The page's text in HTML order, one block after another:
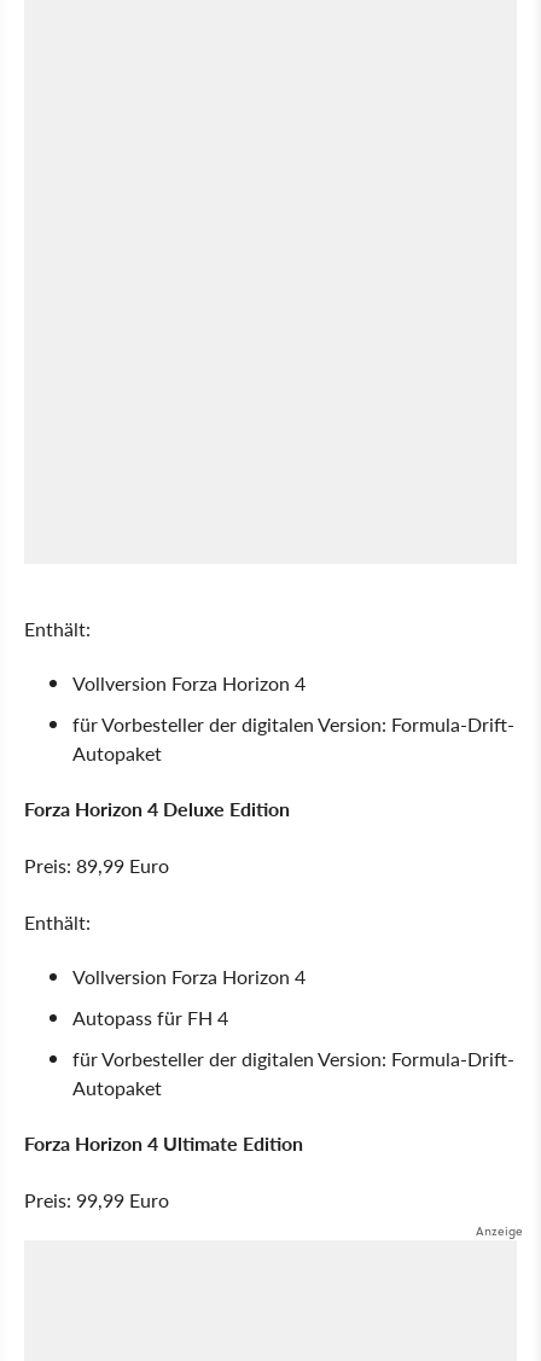
Enthält:
Vollversion Forza Horizon 4
für Vorbesteller der digitalen Version: Formula-Drift-
Autopaket
Forza Horizon 4 Deluxe Edition
Preis: 89,99 Euro
Enthält:
Vollversion Forza Horizon 4
Autopass für FH 4
für Vorbesteller der digitalen Version: Formula-Drift-
Autopaket
Forza Horizon 4 Ultimate Edition
Preis: 99,99 Euro